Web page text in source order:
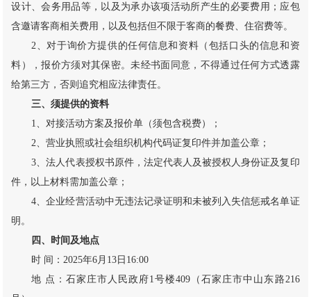
设计、会务用品等，以及为承办该项活动所产生的必要费用；应包
含邀请客商相关费用，以及包括但不限于客商的餐费、住宿费等。
2、对于询价方提供的任何信息和资料（包括口头的信息和资
料），报价方须对其保密。未经书面同意，不得通过任何方式透露
给第三方，否则追究相应法律责任。
三、须提供的资料
1、对接活动方案及报价单（须包含税费）；
2、营业执照或社会组织机构代码证复印件并加盖公章；
3、法人代表授权书原件，法定代表人及被授权人身份证及复印
件，以上材料需加盖公章；
4、企业经营活动中无违法记录证明和未被列入失信惩戒名单证
明。
四、时间及地点
时 间：2025年6月13日16:00
地 点：石家庄市人民政府1号楼409（石家庄市中山东路216